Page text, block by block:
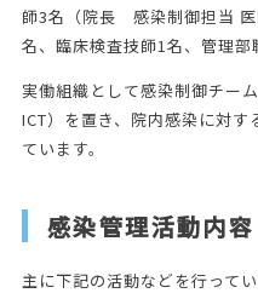
師3名（院長 感染制御担当
名、臨床検査技師1名、管理部
実働組織として感染制御チー
ICT）を置き、院内感染に対
ています。
感染管理活動内容
主に下記の活動などを行ってい